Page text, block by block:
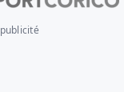
publicité